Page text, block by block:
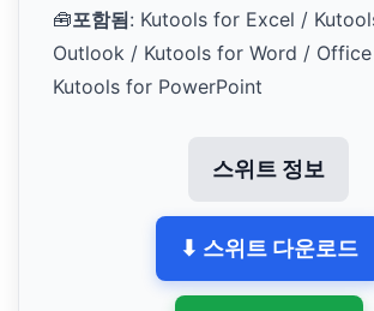
🧰포함됨: Kutools for Excel /
Outlook / Kutools for Word /
Kutools for PowerPoint
스위트 정보
⬇ 스위트 다운로드